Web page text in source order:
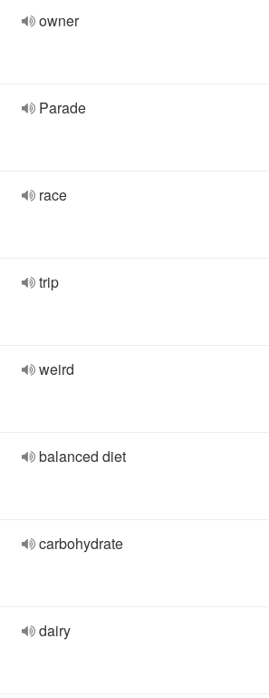
owner
Parade
race
trip
weird
balanced diet
carbohydrate
dairy